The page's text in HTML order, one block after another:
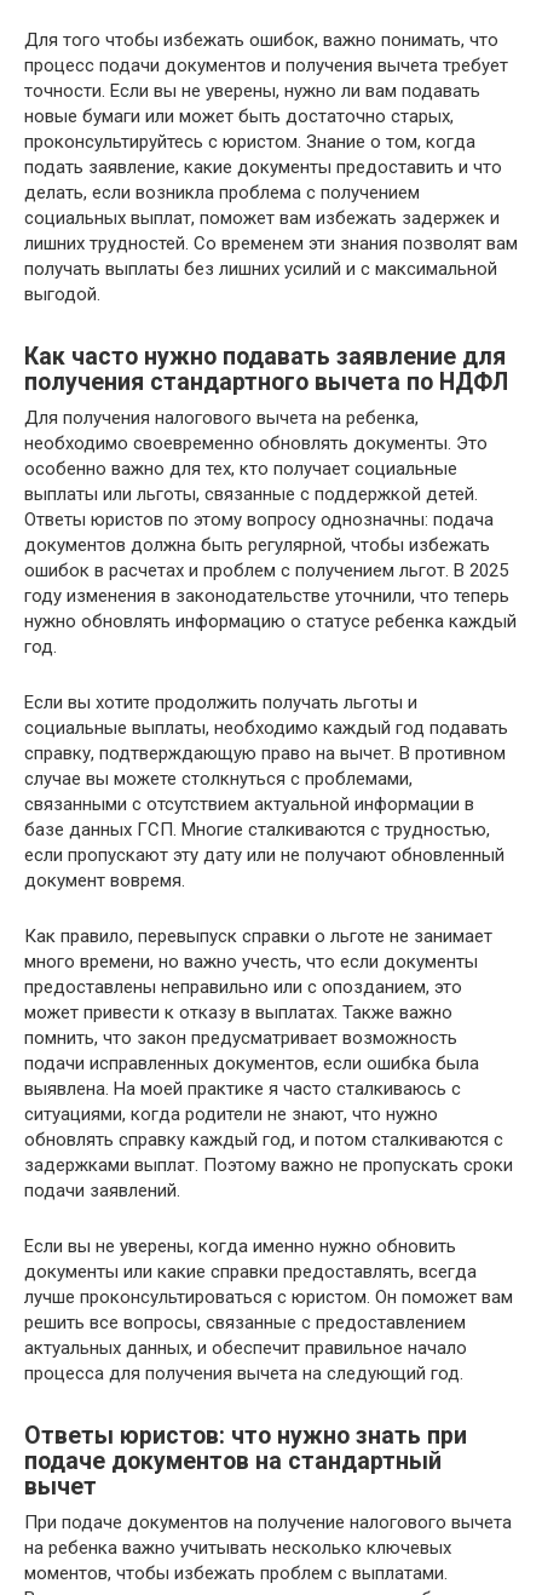
Для того чтобы избежать ошибок, важно понимать, что
процесс подачи документов и получения вычета требует
точности. Если вы не уверены, нужно ли вам подавать
новые бумаги или может быть достаточно старых,
проконсультируйтесь с юристом. Знание о том, когда
подать заявление, какие документы предоставить и что
делать, если возникла проблема с получением
социальных выплат, поможет вам избежать задержек и
лишних трудностей. Со временем эти знания позволят вам
получать выплаты без лишних усилий и с максимальной
выгодой.
Как часто нужно подавать заявление для
получения стандартного вычета по НДФЛ
Для получения налогового вычета на ребенка,
необходимо своевременно обновлять документы. Это
особенно важно для тех, кто получает социальные
выплаты или льготы, связанные с поддержкой детей.
Ответы юристов по этому вопросу однозначны: подача
документов должна быть регулярной, чтобы избежать
ошибок в расчетах и проблем с получением льгот. В 2025
году изменения в законодательстве уточнили, что теперь
нужно обновлять информацию о статусе ребенка каждый
год.
Если вы хотите продолжить получать льготы и
социальные выплаты, необходимо каждый год подавать
справку, подтверждающую право на вычет. В противном
случае вы можете столкнуться с проблемами,
связанными с отсутствием актуальной информации в
базе данных ГСП. Многие сталкиваются с трудностью,
если пропускают эту дату или не получают обновленный
документ вовремя.
Как правило, перевыпуск справки о льготе не занимает
много времени, но важно учесть, что если документы
предоставлены неправильно или с опозданием, это
может привести к отказу в выплатах. Также важно
помнить, что закон предусматривает возможность
подачи исправленных документов, если ошибка была
выявлена. На моей практике я часто сталкиваюсь с
ситуациями, когда родители не знают, что нужно
обновлять справку каждый год, и потом сталкиваются с
задержками выплат. Поэтому важно не пропускать сроки
подачи заявлений.
Если вы не уверены, когда именно нужно обновить
документы или какие справки предоставлять, всегда
лучше проконсультироваться с юристом. Он поможет вам
решить все вопросы, связанные с предоставлением
актуальных данных, и обеспечит правильное начало
процесса для получения вычета на следующий год.
Ответы юристов: что нужно знать при
подаче документов на стандартный
вычет
При подаче документов на получение налогового вычета
на ребенка важно учитывать несколько ключевых
моментов, чтобы избежать проблем с выплатами.